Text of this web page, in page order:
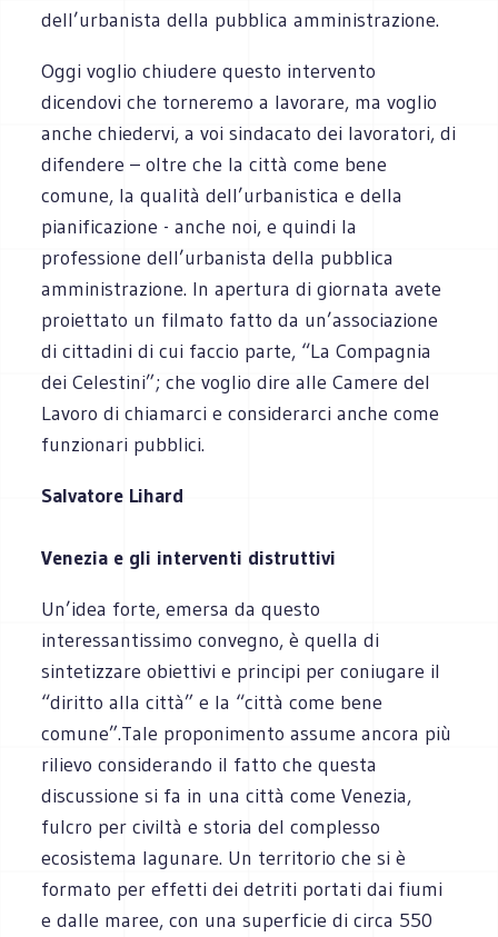
dell’urbanista della pubblica amministrazione.
Oggi voglio chiudere questo intervento
dicendovi che torneremo a lavorare, ma voglio
anche chiedervi, a voi sindacato dei lavoratori, di
difendere – oltre che la città come bene
comune, la qualità dell’urbanistica e della
pianificazione - anche noi, e quindi la
professione dell’urbanista della pubblica
amministrazione. In apertura di giornata avete
proiettato un filmato fatto da un’associazione
di cittadini di cui faccio parte, “La Compagnia
dei Celestini”; che voglio dire alle Camere del
Lavoro di chiamarci e considerarci anche come
funzionari pubblici.
Salvatore Lihard
Venezia e gli interventi distruttivi
Un’idea forte, emersa da questo
interessantissimo convegno, è quella di
sintetizzare obiettivi e principi per coniugare il
“diritto alla città” e la “città come bene
comune”.Tale proponimento assume ancora più
rilievo considerando il fatto che questa
discussione si fa in una città come Venezia,
fulcro per civiltà e storia del complesso
ecosistema lagunare. Un territorio che si è
formato per effetti dei detriti portati dai fiumi
e dalle maree, con una superficie di circa 550